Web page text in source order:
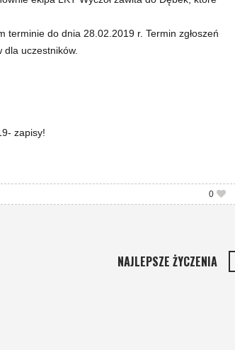
terminie do dnia 28.02.2019 r. Termin zgłoszeń
dla uczestników.
zapisy!
0
NAJLEPSZE ŻYCZENIA